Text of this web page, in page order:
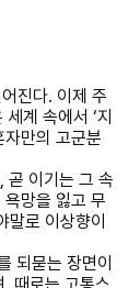
진다. 이제 주
세계 속에서‘지
만의 고군분
,곧 이기는 그 속
망을 잃고 무
말로 이상향이
되묻는 장면이